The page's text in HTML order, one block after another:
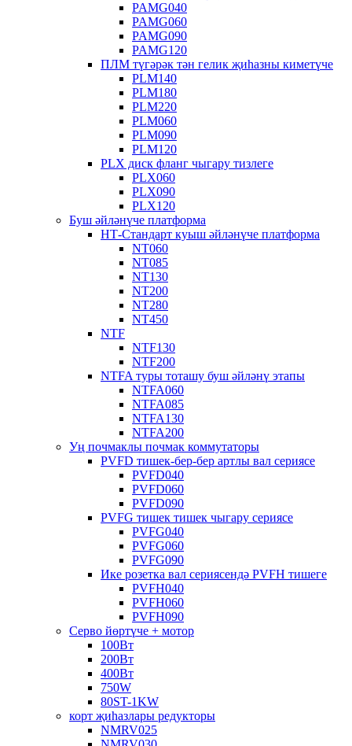
PAMG040
PAMG060
PAMG090
PAMG120
ПЛМ түгәрәк тән гелик җиһазны киметүче
PLM140
PLM180
PLM220
PLM060
PLM090
PLM120
PLX диск фланг чыгару тизлеге
PLX060
PLX090
PLX120
Буш әйләнүче платформа
НТ-Стандарт куыш әйләнүче платформа
NT060
NT085
NT130
NT200
NT280
NT450
NTF
NTF130
NTF200
NTFA туры тоташу буш әйләнү этапы
NTFA060
NTFA085
NTFA130
NTFA200
Уң почмаклы почмак коммутаторы
PVFD тишек-бер-бер артлы вал сериясе
PVFD040
PVFD060
PVFD090
PVFG тишек тишек чыгару сериясе
PVFG040
PVFG060
PVFG090
Ике розетка вал сериясендә PVFH тишеге
PVFH040
PVFH060
PVFH090
Серво йөртүче + мотор
100Вт
200Вт
400Вт
750W
80ST-1KW
корт җиһазлары редукторы
NMRV025